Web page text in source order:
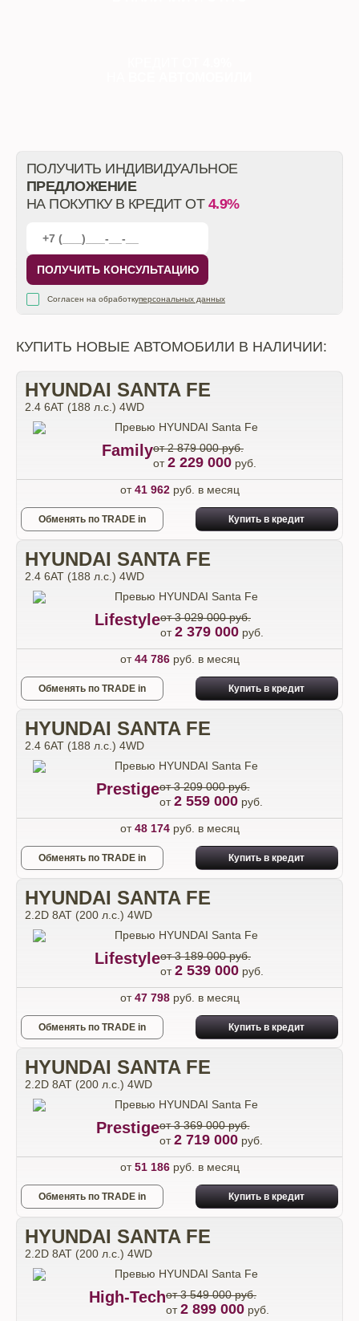
ПОЛУЧИТЬ ИНДИВИДУАЛЬНОЕ
ПРЕДЛОЖЕНИЕ
НА ПОКУПКУ В КРЕДИТ ОТ 4.9%
ПОЛУЧИТЬ КОНСУЛЬТАЦИЮ
Согласен на обработкуперсональных данных
КУПИТЬ НОВЫЕ АВТОМОБИЛИ В НАЛИЧИИ:
HYUNDAI SANTA FE
2.4 6АТ (188 л.с.) 4WD
Familyот 2 879 000 руб.
от2 229 000 руб.
от41 962руб. в месяц
Обменять по TRADE in Купить в кредит
HYUNDAI SANTA FE
2.4 6АТ (188 л.с.) 4WD
Lifestyleот 3 029 000 руб.
от2 379 000 руб.
от44 786руб. в месяц
Обменять по TRADE in Купить в кредит
HYUNDAI SANTA FE
2.4 6АТ (188 л.с.) 4WD
Prestigeот 3 209 000 руб.
от2 559 000руб.
от48 174руб. в месяц
Обменять по TRADE in Купить в кредит
HYUNDAI SANTA FE
2.2D 8АТ (200 л.с.) 4WD
Lifestyleот 3 189 000 руб.
от2 539 000 руб.
от47 798руб. в месяц
Обменять по TRADE in Купить в кредит
HYUNDAI SANTA FE
2.2D 8АТ (200 л.с.) 4WD
Prestigeот 3 369 000 руб.
от2 719 000руб.
от51 186руб. в месяц
Обменять по TRADE in Купить в кредит
HYUNDAI SANTA FE
2.2D 8АТ (200 л.с.) 4WD
High-Techот 3 549 000 руб.
от2 899 000 руб.